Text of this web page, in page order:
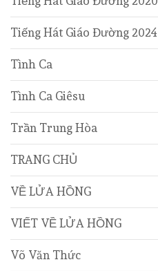
Tiếng Hát Giáo Đường 2024
Tình Ca
Tình Ca Giêsu
Trần Trung Hòa
TRANG CHỦ
VỀ LỬA HỒNG
VIẾT VỀ LỬA HỒNG
Võ Văn Thức